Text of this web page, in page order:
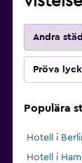
Andra
Pröva
Populära
Hotell i
Hotell i